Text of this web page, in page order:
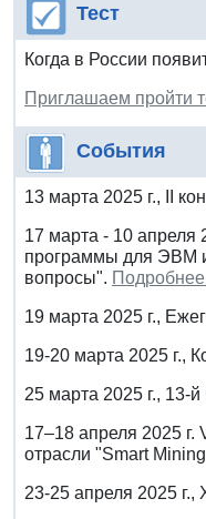
Тест
Когда в России
Приглашаем пройти
События
13 марта 2025 г., II
17 марта - 10
программы для ЭВМ
вопросы".
19 марта 2025 г.,
19-20 марта 2025 г.,
25 марта 2025 г.,
17–18 апреля 2025
отрасли "Smart
23-25 апреля 2025